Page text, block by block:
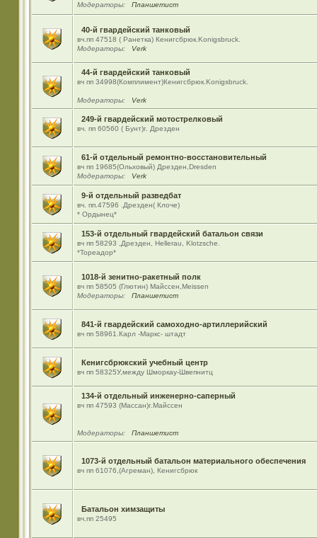
Модераторы: Планшетист
40-й гвардейский танковый
вч.пп 47518 ( Ранетка) Кенигсбрюк.Konigsbruck.
Модераторы:
Verk
44-й гвардейский танковый
вч пп 34998(Комплимент)Кенигсбрюк.Konigsbruck.
Модераторы: Verk
249-й гвардейский мотострелковый
вч. пп 60560 ( Бунт)г. Дрезден
61-й отдельный ремонтно-восстановительный
вч пп 19685(Ольховый) Дрезден,Dresden
Модераторы:
Verk
9-й отдельный разведбат
вч. пп.47596 .Дрезден( Клоче)
* Ордынец*
153-й отдельный гвардейский батальон связи
вч пп 58293 ,Дрезден, Hellerau, Klotzsche.
*Тореадор*
1018-й зенитно-ракетный полк
вч пп 58505 (Глютин) Майсcен,Meissen
Модераторы:
Планшетист
841-й гвардейский самоходно-артиллерийский
вч пп 58961.Карл -Маркс- штадт
Кенигсбрюкский учебный центр
вч пп 58325У,между Шморкау-Швепнитц
134-й отдельный инженерно-саперный
вч пп 47593 (Массан)г.Майссен
Модераторы: Планшетист
1073-й отдельный батальон материального обеспечения
вч пп 61076,(Агреман), Кенигсбрюк
Батальон химзащиты
вч.пп 25495